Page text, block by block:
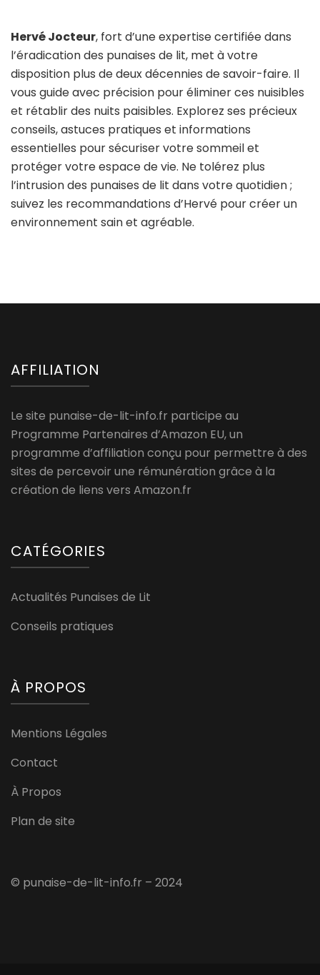
Hervé Jocteur, fort d’une expertise certifiée dans
l’éradication des punaises de lit, met à votre
disposition plus de deux décennies de savoir-faire. Il
vous guide avec précision pour éliminer ces nuisibles
et rétablir des nuits paisibles. Explorez ses précieux
conseils, astuces pratiques et informations
essentielles pour sécuriser votre sommeil et
protéger votre espace de vie. Ne tolérez plus
l’intrusion des punaises de lit dans votre quotidien ;
suivez les recommandations d’Hervé pour créer un
environnement sain et agréable.
AFFILIATION
Le site punaise-de-lit-info.fr participe au
Programme Partenaires d’Amazon EU, un
programme d’affiliation conçu pour permettre à des
sites de percevoir une rémunération grâce à la
création de liens vers Amazon.fr
CATÉGORIES
Actualités Punaises de Lit
Conseils pratiques
À PROPOS
Mentions Légales
Contact
À Propos
Plan de site
© punaise-de-lit-info.fr – 2024